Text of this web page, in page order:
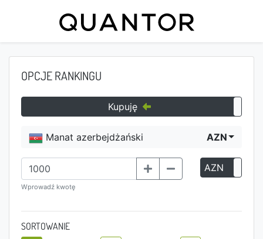
OPCJE RANKINGU
Kupuję
Manat azerbejdżański AZN
Wprowadź kwotę
AZN
SORTOWANIE